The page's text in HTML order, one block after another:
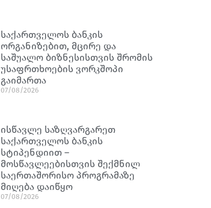
საქართველოს ბანკის
ორგანიზებით, მცირე და
საშუალო ბიზნესისთვის შრომის
უსაფრთხოების ვორკშოპი
გაიმართა
07/08/2026
ისწავლე საზღვარგარეთ
საქართველოს ბანკის
სტიპენდიით –
მოსწავლეებისთვის შექმნილ
საერთაშორისო პროგრამაზე
მიღება დაიწყო
07/08/2026